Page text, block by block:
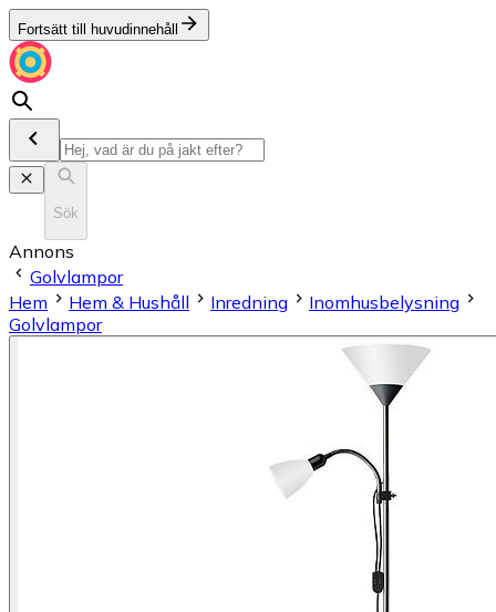
Fortsätt till huvudinnehåll
Sök
Annons
Golvlampor
Hem
Hem & Hushåll Inredning
Inomhusbelysning
Golvlampor